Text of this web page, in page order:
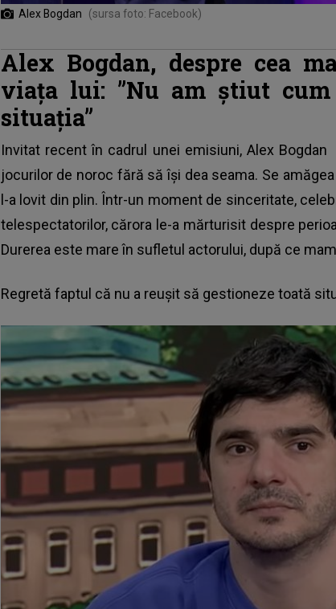
Alex Bogdan (sursa foto: Facebook)
Alex Bogdan, despre cea
viața lui: ”Nu am știut cum
situația”
Invitat recent în cadrul unei emisiuni, Alex Bogdan
jocurilor de noroc fără să își dea seama. Se
l-a lovit din plin. Într-un moment de sinceritate,
telespectatorilor, cărora le-a mărturisit despre
Durerea este mare în sufletul actorului, după ce
Regretă faptul că nu a reușit să gestioneze toată